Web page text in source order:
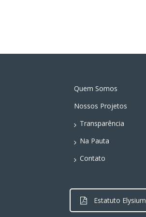
Quem Somos
Nossos Projetos
Transparência
Na Pauta
Contato
Estatuto Elysium